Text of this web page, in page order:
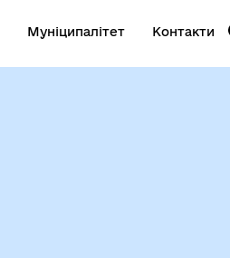
Муніципалітет Контакти